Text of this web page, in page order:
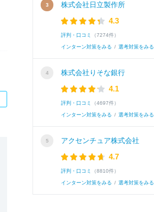
株式会社日立製作所
4.3
評判・口コミ （7274件）
インターン対策をみる / 選考対策をみる
株式会社りそな銀行
4.1
評判・口コミ （4697件）
インターン対策をみる / 選考対策をみる
アクセンチュア株式会社
4.7
評判・口コミ （8810件）
インターン対策をみる / 選考対策をみる